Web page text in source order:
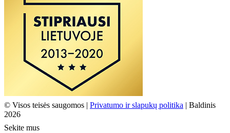
© Visos teisės saugomos | Privatumo ir slapukų politika | Baldinis
2026
Sekite mus